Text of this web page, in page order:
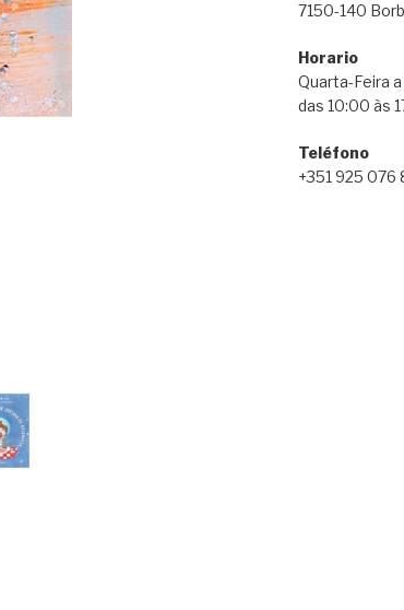
7150-140
Horario
Quarta-Feira
das 10:00 às
Teléfono
+351 925 076